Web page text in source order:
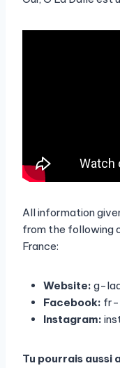
All information
from the following
France:
Website: g-
Facebook: fr-
Instagram:
Tu pourrais aussi